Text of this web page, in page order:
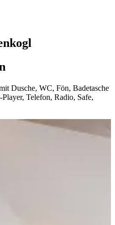
Dusche, WC, Fön, Badetasche
Telefon, Radio, Safe,